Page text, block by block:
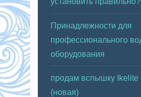
Принадлежности для
профессионального
оборудования
продам вспышку Ikelite
(новая)